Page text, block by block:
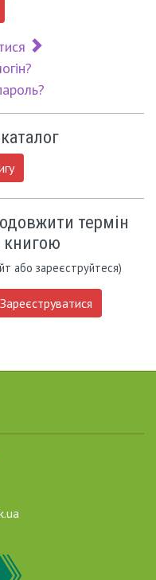
термін
книгою
або зареєструйтеся)
Зареєструватися